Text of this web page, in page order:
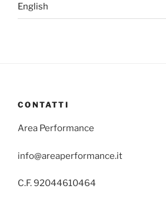
English
CONTATTI
Area Performance
info@areaperformance.it
C.F. 92044610464